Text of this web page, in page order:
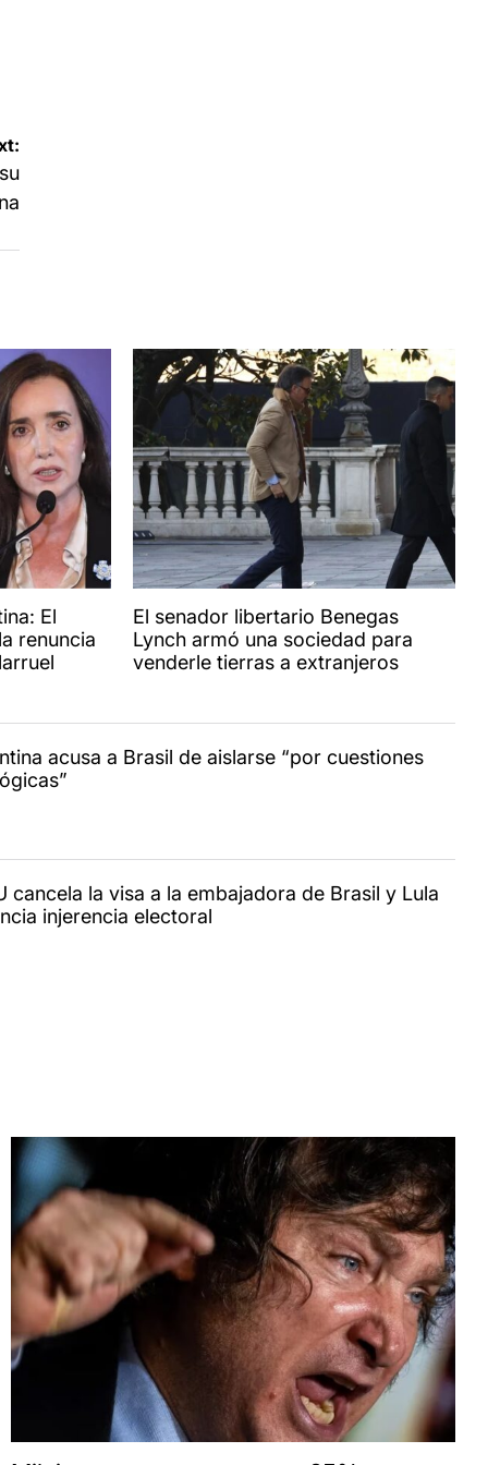
El
renuncia
El senador libertario Benegas
Lynch armó una sociedad para
venderle tierras a extranjeros
acusa a Brasil de aislarse “por cuestiones
cancela la visa a la embajadora de Brasil y Lula
injerencia electoral